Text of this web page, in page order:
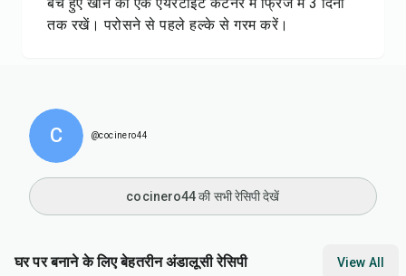
तक रखें। परोसने से पहले हल्के से गरम करें।
C @cocinero44
cocinero44 की सभी रेसिपी देखें
घर पर बनाने के लिए बेहतरीन अंडालूसी रेसिपी View All
min min